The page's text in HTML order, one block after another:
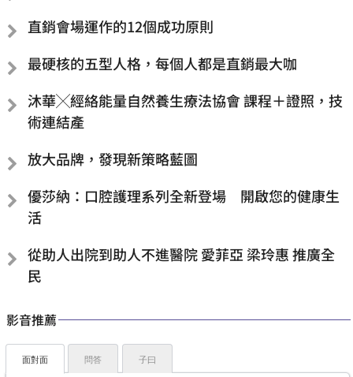
直銷會場運作的12個成功原則
最硬核的五型人格，每個人都是直銷最大咖
沐華╳經絡能量自然養生療法協會 課程＋證照，技
術連結產
放大品牌，發現新策略藍圖
優莎納：口腔護理系列全新登場 開啟您的健康生
活
從助人出院到助人不進醫院 愛菲亞 梁玲惠 推廣全
民
影音推薦
面對面 問答 子曰